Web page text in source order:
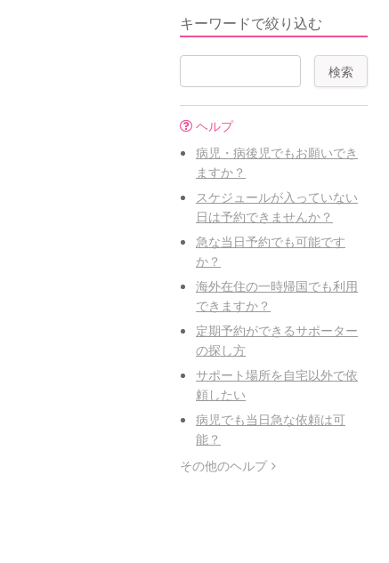
キーワードで絞り込む
ヘルプ
病児・病後児でもお願いでき
ますか？
スケジュールが入っていない
日は予約できませんか？
急な当日予約でも可能です
か？
海外在住の一時帰国でも利用
できますか？
定期予約ができるサポーター
の探し方
サポート場所を自宅以外で依
頼したい
病児でも当日急な依頼は可
能？
その他のヘルプ